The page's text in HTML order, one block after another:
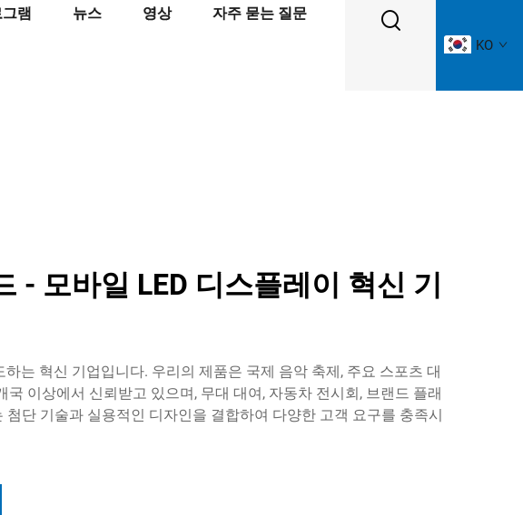
램 뉴스 영상 자주 묻는 질문
KO
- 모바일 LED 디스플레이 혁신 기
는 혁신 기업입니다. 우리의 제품은 국제 음악 축제, 주요 스포츠 대
이상에서 신뢰받고 있으며, 무대 대여, 자동차 전시회, 브랜드 플래
단 기술과 실용적인 디자인을 결합하여 다양한 고객 요구를 충족시